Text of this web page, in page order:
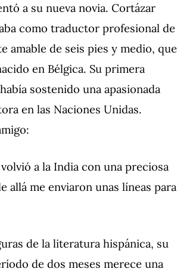
a su nueva novia. Cortázar
como traductor profesional de
amable de seis pies y medio, que
en Bélgica. Su primera
sostenido una apasionada
en las Naciones Unidas.
a la India con una preciosa
allá me enviaron unas líneas para
de la literatura hispánica, su
de dos meses merece una